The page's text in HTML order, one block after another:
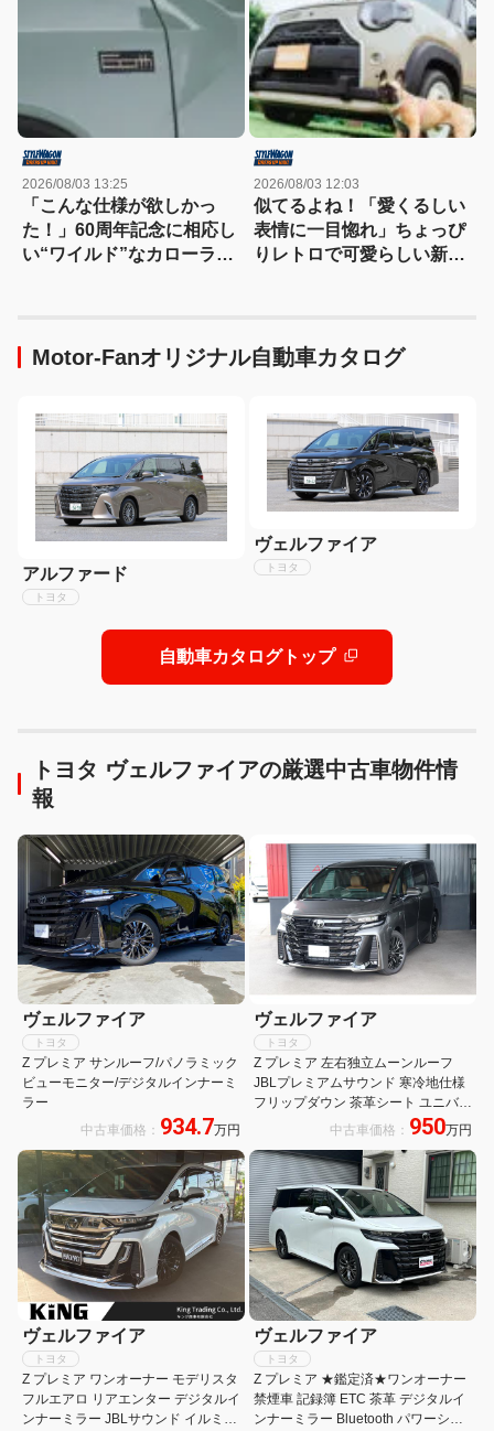
2026/08/03 13:25
「こんな仕様が欲しかっ
た！」60周年記念に相応し
い“ワイルド”なカローラク
2026/08/03 12:03
似てるよね！「愛くるしい
表情に一目惚れ」ちょっぴ
りレトロで可愛らしい新型
Motor-Fanオリジナル自動車カタログ
アルファード
トヨタ
ヴェルファイア
トヨタ
自動車カタログトップ
トヨタ ヴェルファイアの厳選中古車物件情
報
ヴェルファイア
トヨタ
Z プレミア サンルーフ/パノラミック
ビューモニター/デジタルインナーミ
ラー
中古車価格： 934.7万円
ヴェルファイア
トヨタ
Z プレミア 左右独立ムーンルーフ
JBLプレミアムサウンド 寒冷地仕様
フリップダウン 茶革シート ユニバー
サルステップ デジタルミラー ヘッド
全周囲カメラ シートH&C
中古車価格： 950万円
ヴェルファイア
トヨタ
Z プレミア ワンオーナー モデリスタ
フルエアロ リアエンター デジタルイ
ンナーミラー JBLサウンド イルミル
ヴェルファイア
トヨタ
Z プレミア ★鑑定済★ワンオーナー
禁煙車 記録簿 ETC 茶革 デジタルイ
ンナーミラー Bluetooth パワーシー